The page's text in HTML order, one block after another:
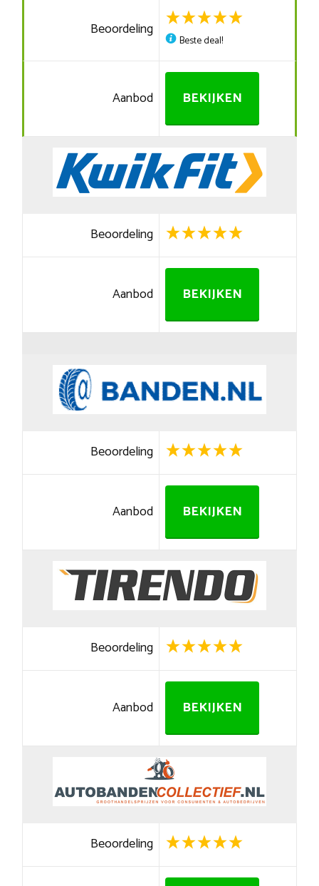
Beoordeling
Beste deal!
Aanbod BEKIJKEN
Beoordeling
Aanbod BEKIJKEN
Beoordeling
Aanbod BEKIJKEN
Beoordeling
Aanbod BEKIJKEN
Beoordeling